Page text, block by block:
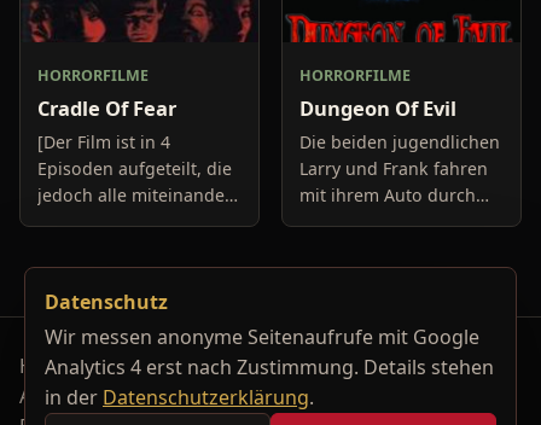
HORRORFILME
Cradle Of Fear
[Der Film ist in 4
Episoden aufgeteilt, die
jedoch alle miteinander
verknüpft sind.]
HORRORFILME
Dungeon Of Evil
Die beiden jugendlichen
Larry und Frank fahren
mit ihrem Auto durch
ein Waldgebiet das
völlig fremd ist. Sie
wieder, d
Horrorfilm-Reviews, Serienkiller-Profile und Genre-
Archiv.
Datenschutz
Wir messen anonyme Seitenaufrufe mit Google
Analytics 4 erst nach Zustimmung. Details stehen
in der Datenschutzerklärung.